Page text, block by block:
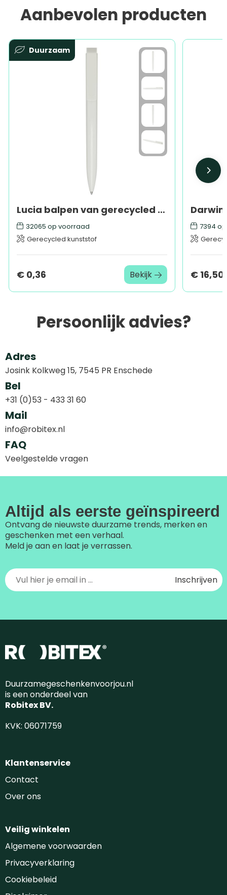
Aanbevolen producten
Duurzaam
Lucia balpen van gerecycled plastic (blauwe inkt)
32065 op voorraad
Gerecycled kunststof
€ 0,36 Bekijk
7394
€ 16,50
Persoonlijk advies?
Adres
Josink Kolkweg 15, 7545 PR Enschede
Bel
+31 (0)53 - 433 31 60
Mail
info@robitex.nl
FAQ
Veelgestelde vragen
Altijd als eerste geïnspireerd
Ontvang de nieuwste duurzame trends, merken en
geschenken met een verhaal.
Meld je aan en laat je verrassen.
Duurzamegeschenkenvoorjou.nl
is een onderdeel van
Robitex BV.
KVK: 06071759
Klantenservice
Contact
Over ons
Veilig winkelen
Algemene voorwaarden
Privacyverklaring
Cookiebeleid